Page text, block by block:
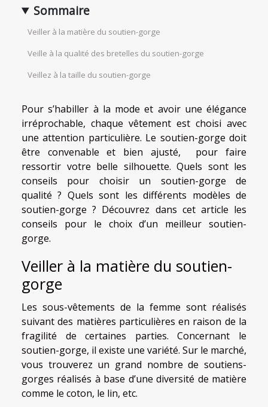
Sommaire
Veiller à la matière du soutien-gorge
Veille à la qualité des bretelles du soutien-gorge
Veillez à la taille du soutien-gorge
Pour s’habiller à la mode et avoir une élégance
irréprochable, chaque vêtement est choisi avec
une attention particulière. Le soutien-gorge doit
être convenable et bien ajusté, pour faire
ressortir votre belle silhouette. Quels sont les
conseils pour choisir un soutien-gorge de
qualité ? Quels sont les différents modèles de
soutien-gorge ? Découvrez dans cet article les
conseils pour le choix d’un meilleur soutien-
gorge.
Veiller à la matière du soutien-
gorge
Les sous-vêtements de la femme sont réalisés
suivant des matières particulières en raison de la
fragilité de certaines parties. Concernant le
soutien-gorge, il existe une variété. Sur le marché,
vous trouverez un grand nombre de soutiens-
gorges réalisés à base d’une diversité de matière
comme le coton, le lin, etc.